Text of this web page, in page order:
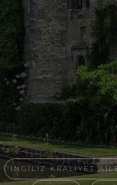
İNGILIZ KRALIYET